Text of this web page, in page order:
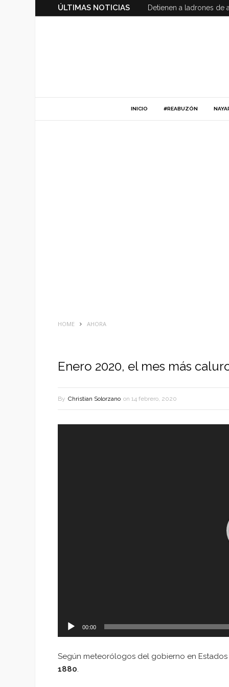
ÚLTIMAS NOTICIAS Detienen a ladrones de
INICIO #REABUZÓN
HOME AHORA
Enero 2020, el mes más
By Christian Solorzano on 14 febrero, 2020
00:00
Según meteorólogos del gobierno en Estados
1880.